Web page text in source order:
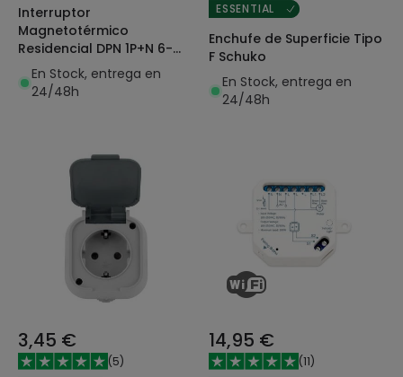
Interruptor
Magnetotérmico
Residencial DPN 1P+N 6-
32A 6kA Curva C MAXGE
Alpha+
En Stock, entrega en
24/48h
ESSENTIAL
Enchufe de Superficie Tipo
F Schuko
En Stock, entrega en
24/48h
3,45 €
(5)
14,95 €
(11)